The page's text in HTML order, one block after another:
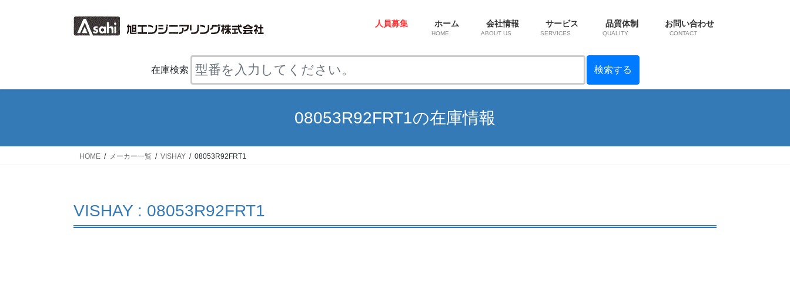
ス
ン
人員募集 ホーム
HOME
会社情報
ABOUT US
サービス
SERVICES
品質体制
QUALITY
お問い合わせ
CONTACT
在庫検索
08053R92FRT1の在庫情報
HOME メーカー一覧 VISHAY 08053R92FRT1
VISHAY : 08053R92FRT1